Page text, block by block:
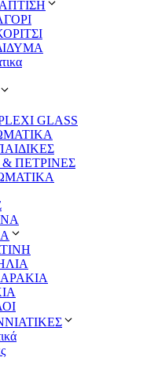
GLASS
ΠΕΤΡΙΝΕΣ